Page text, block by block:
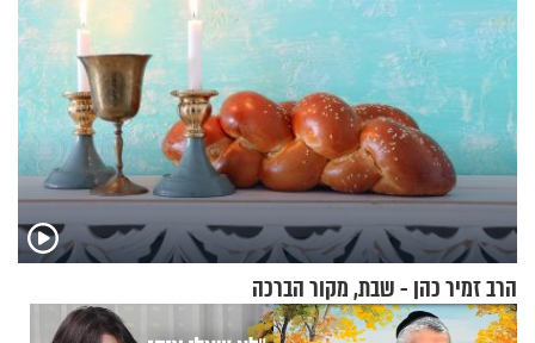
הרב זמיר כהן - שבת, מקור הברכה